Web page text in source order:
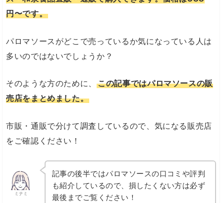
円〜です。
パロマソースがどこで売っているか気になっている人は
多いのではないでしょうか？
そのような方のために、この記事ではパロマソースの販
売店をまとめました。
市販・通販で分けて調査しているので、気になる販売店
をご確認ください！
ミナミ
記事の後半ではパロマソースの口コミや評判
も紹介しているので、損したくない方は必ず
最後までご覧ください！